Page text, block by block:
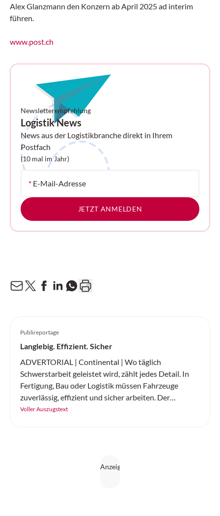
Alex Glanzmann den Konzern ab April 2025 ad interim
führen.
www.post.ch
Newsletterempfehlung
Logistik News
News aus der Logistikbranche direkt in Ihrem
Postfach
(10 mal im Jahr)
* E-Mail-Adresse
JETZT ANMELDEN
Publireportage
Langlebig. Effizient. Sicher
ADVERTORIAL | Continental | Wo täglich
Schwerstarbeit geleistet wird, zählt jedes Detail. In
Fertigung, Bau oder Logistik müssen Fahrzeuge
zuverlässig, effizient und sicher arbeiten. Der
«SC20+» von Continental ist ein robuster
Voller Auszugstext